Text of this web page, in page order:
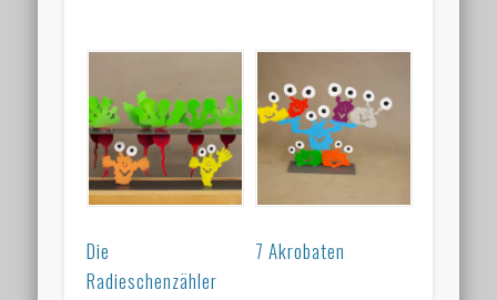
Die
Radieschenzähler
7 Akrobaten